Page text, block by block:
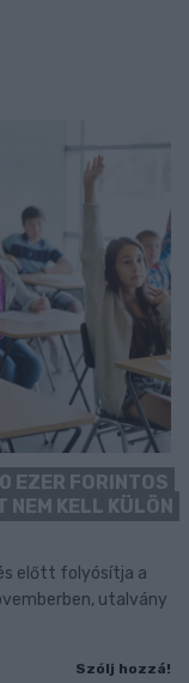
EZER FORINTOS
NEM KELL KÜLÖN
előtt folyósítja a
utalvány
Szólj hozzá!